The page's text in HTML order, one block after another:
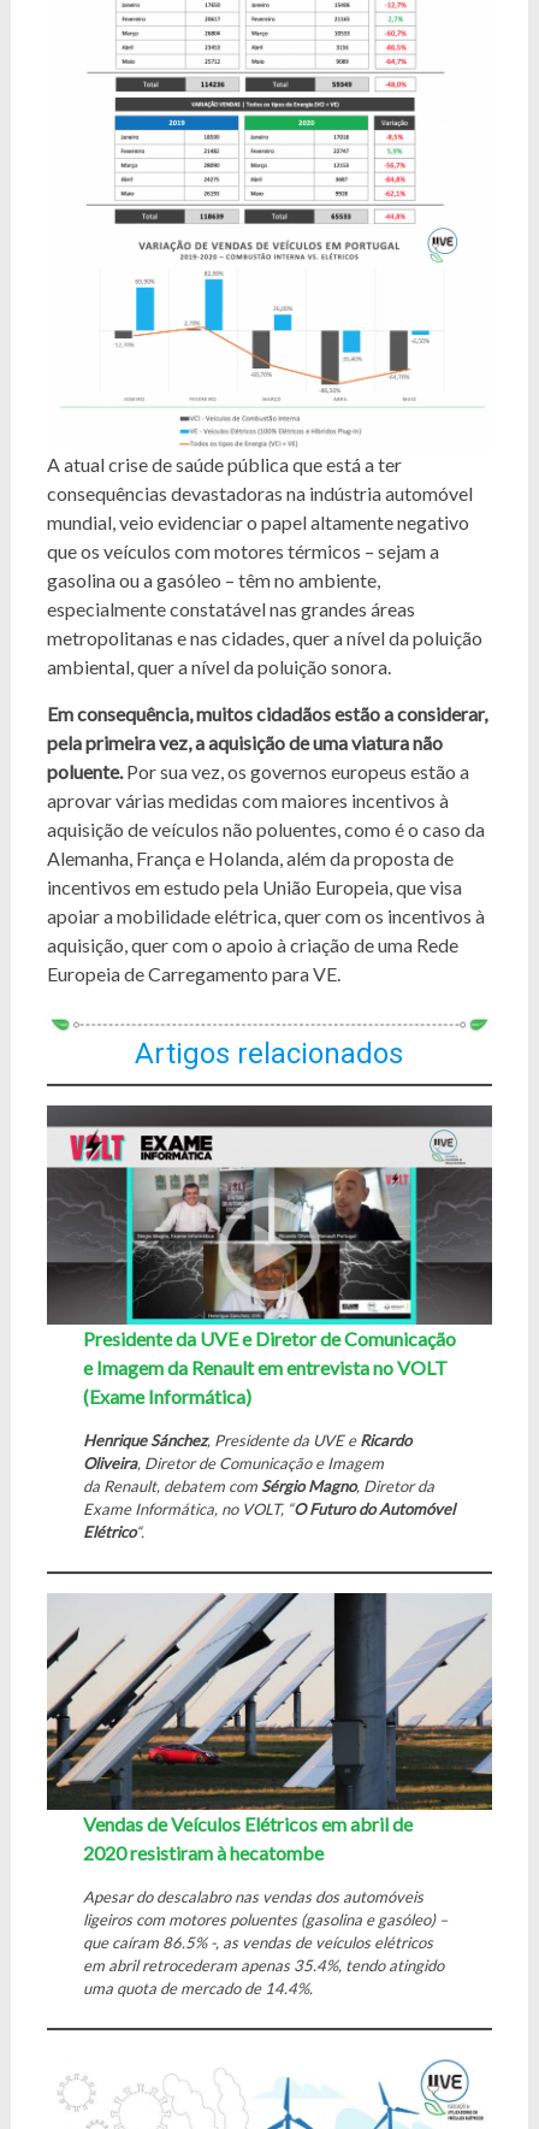
A atual crise de saúde pública que está a ter
consequências devastadoras na indústria automóvel
mundial, veio evidenciar o papel altamente negativo
que os veículos com motores térmicos – sejam a
gasolina ou a gasóleo – têm no ambiente,
especialmente constatável nas grandes áreas
metropolitanas e nas cidades, quer a nível da poluição
ambiental, quer a nível da poluição sonora.
Em consequência, muitos cidadãos estão a considerar,
pela primeira vez, a aquisição de uma viatura não
poluente.Por sua vez, os governos europeus estão a
aprovar várias medidas com maiores incentivos à
aquisição de veículos não poluentes, como é o caso da
Alemanha, França e Holanda, além da proposta de
incentivos em estudo pela União Europeia, que visa
apoiar a mobilidade elétrica, quer com os incentivos à
aquisição, quer com o apoio à criação de uma Rede
Europeia de Carregamento para VE.
Artigos relacionados
Presidente da UVE e Diretor de Comunicação
e Imagem da Renault em entrevista no VOLT
(Exame Informática)
Henrique Sánchez, Presidente da UVE eRicardo
Oliveira, Diretor de Comunicação e Imagem
da Renault, debatem comSérgio Magno, Diretor da
Exame Informática, no VOLT, “O Futuro do Automóvel
Elétrico“.
Vendas de Veículos Elétricos em abril de
2020 resistiram à hecatombe
Apesar do descalabro nas vendas dos automóveis
ligeiros com motores poluentes (gasolina e gasóleo) –
que caíram 86.5% -, as vendas de veículos elétricos
em abril retrocederam apenas 35.4%, tendo atingido
uma quota de mercado de 14.4%.